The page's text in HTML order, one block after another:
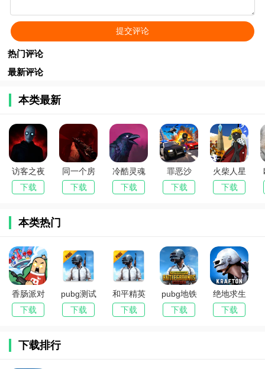
热门评论
最新评论
本类最新
访客之夜
最新手机
版
下载
同一个房
间同一天
高级版(恐
下载
冷酷灵魂
GrimSoul
最新手机
下载
罪恶沙
盒：帮派
大战(开放
下载
火柴人星
际战争
2026官方
下载
本类热门
香肠派对
国际版
2025最新
(Sausage
下载
pubg测试
服下载官
方正版
下载
和平精英
国际服体
验服最新
下载
pubg地铁
逃生下载
官方正版
下载
绝地求生
未来之役
下载安装
下载
下载排行